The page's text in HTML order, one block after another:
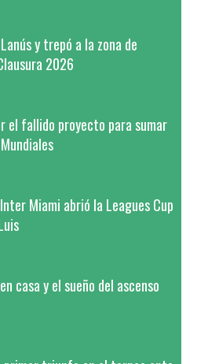
y trepó a la zona de
2026
el fallido proyecto para sumar
Miami abrió la Leagues Cup
casa y el sueño del ascenso